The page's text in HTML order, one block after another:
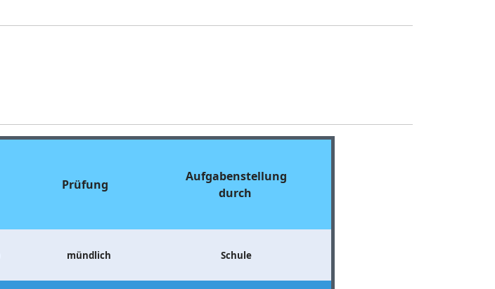
Prüfung
Aufgabenstellung
durch
mündlich Schule